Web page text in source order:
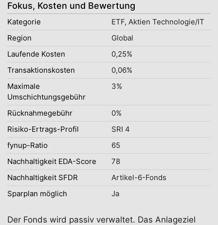
Fokus, Kosten und Bewertung
Kategorie
ETF, Aktien Technologie/IT
Region
Global
Laufende Kosten
0,25%
Transaktionskosten
0,06%
Maximale
Umschichtungsgebühr
3%
Rücknahmegebühr
0%
Risiko-Ertrags-Profil
SRI 4
fynup-Ratio
65
Nachhaltigkeit EDA-Score
78
Nachhaltigkeit SFDR
Artikel-6-Fonds
Sparplan möglich
Ja
Der Fonds wird passiv verwaltet. Das Anlageziel